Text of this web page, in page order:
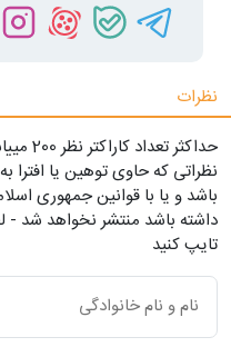
نظرات
حداکثر تعداد کاراکتر نظر 200 ميياشد
نظراتی که حاوی توهین یا
باشد و یا با قوانین جمهوری
داشته باشد منتشر نخواهد شد -
تایپ کنید